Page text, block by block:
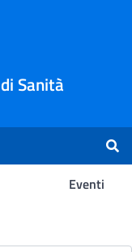
Sanità
Eventi
-